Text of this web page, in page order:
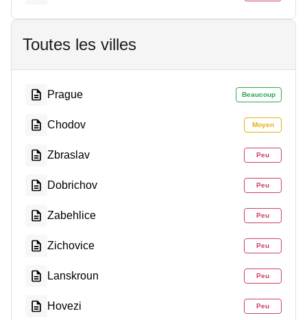
Toutes les villes
Prague Beaucoup
Chodov Moyen
Zbraslav Peu
Dobrichov Peu
Zabehlice Peu
Zichovice Peu
Lanskroun Peu
Hovezi Peu